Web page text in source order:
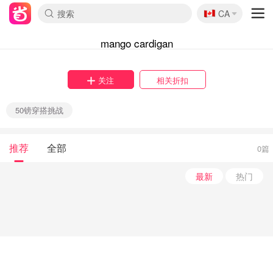
🇨🇦
CA
mango cardigan
关注 相关折扣
50镑穿搭挑战
推荐 全部 0篇
最新 热门